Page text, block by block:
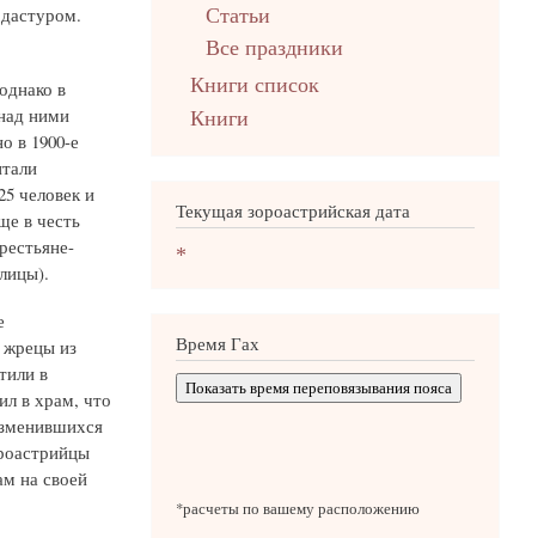
в
ними
в 1900-е
человек и
в честь
жрецы из
в
в храм, что
на своей
Статьи
Все праздники
Книги список
Книги
Текущая зороастрийская дата
*
Время Гах
Показать время переповязывания пояса
*расчеты по вашему расположению